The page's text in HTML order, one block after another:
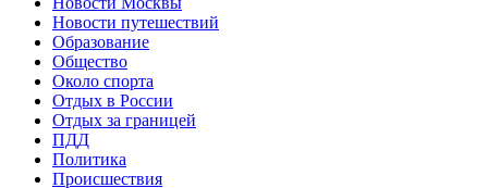
Новости путешествий
Образование
Общество
Около спорта
Отдых в России
Отдых за границей
ПДД
Политика
Происшествия